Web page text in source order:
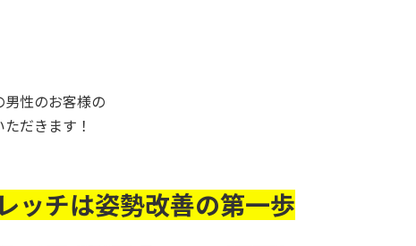
男性のお客様の
だきます！
ッチは姿勢改善の第一歩